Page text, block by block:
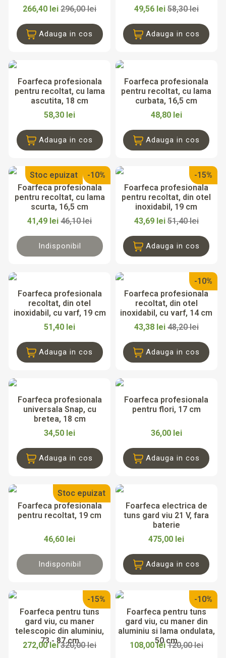
266,40 lei296,00 lei
Adauga in cos
49,56 lei58,30 lei
Adauga in cos
Foarfeca profesionala
pentru recoltat, cu lama
ascutita, 18 cm
58,30 lei
Adauga in cos
Foarfeca profesionala
pentru recoltat, cu lama
curbata, 16,5 cm
48,80 lei
Adauga in cos
Foarfeca profesionala
pentru recoltat, cu lama
scurta, 16,5 cm
41,49 lei46,10 lei
-10%
Stoc epuizat
Indisponibil
Foarfeca profesionala
pentru recoltat, din otel
inoxidabil, 19 cm
43,69 lei51,40 lei
-15%
Adauga in cos
Foarfeca profesionala
recoltat, din otel
inoxidabil, cu varf, 19 cm
51,40 lei
Adauga in cos
Foarfeca profesionala
recoltat, din otel
inoxidabil, cu varf, 14 cm
43,38 lei48,20 lei
-10%
Adauga in cos
Foarfeca profesionala
universala Snap, cu
bretea, 18 cm
34,50 lei
Adauga in cos
Foarfeca profesionala
pentru flori, 17 cm
36,00 lei
Adauga in cos
Foarfeca profesionala
pentru recoltat, 19 cm
46,60 lei
Stoc epuizat
Indisponibil
Foarfeca electrica de
tuns gard viu 21 V, fara
baterie
475,00 lei
Adauga in cos
Foarfeca pentru tuns
gard viu, cu maner
telescopic din aluminiu,
73 - 87 cm
272,00 lei320,00 lei
-15%
Foarfeca pentru tuns
gard viu, cu maner din
aluminiu si lama ondulata,
50 cm
108,00 lei120,00 lei
-10%